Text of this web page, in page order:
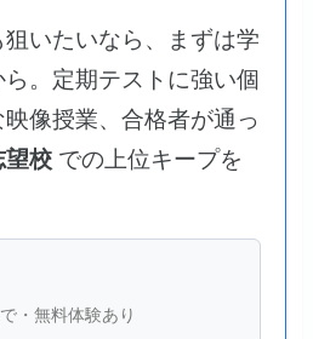
いたいなら、まずは学
。定期テストに強い個
像授業、合格者が通っ
望校 での上位キープを
・無料体験あり